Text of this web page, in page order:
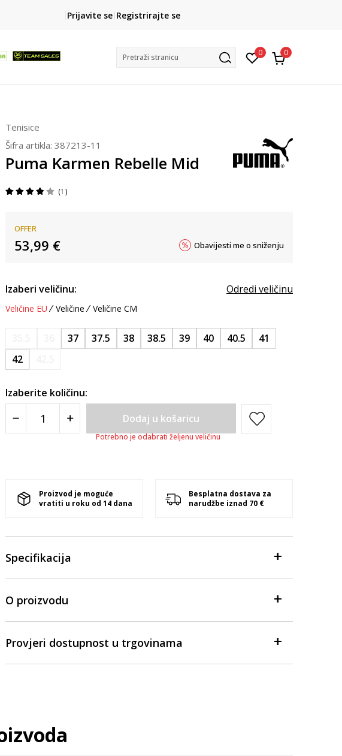
CLICK& COLLECT
besplatno preuzimanje u trgovini
Prijavite se Registrirajte se
Pretraži stranicu 0 0
Tenisice
Šifra artikla: 387213-11
Puma Karmen Rebelle Mid
1
OFFER
53,99 € Obavijesti me o sniženju
Izaberi veličinu: Odredi veličinu
Veličine EU Veličine Veličine CM
37 37.5 38 38.5 39 40 40.5
41
42
Izaberite količinu:
Dodaj u košaricu
Potrebno je odabrati željenu veličinu
Proizvod je moguće
vratiti u roku od 14 dana
Besplatna dostava za
narudžbe iznad 70 €
Specifikacija
O proizvodu
Provjeri dostupnost u trgovinama